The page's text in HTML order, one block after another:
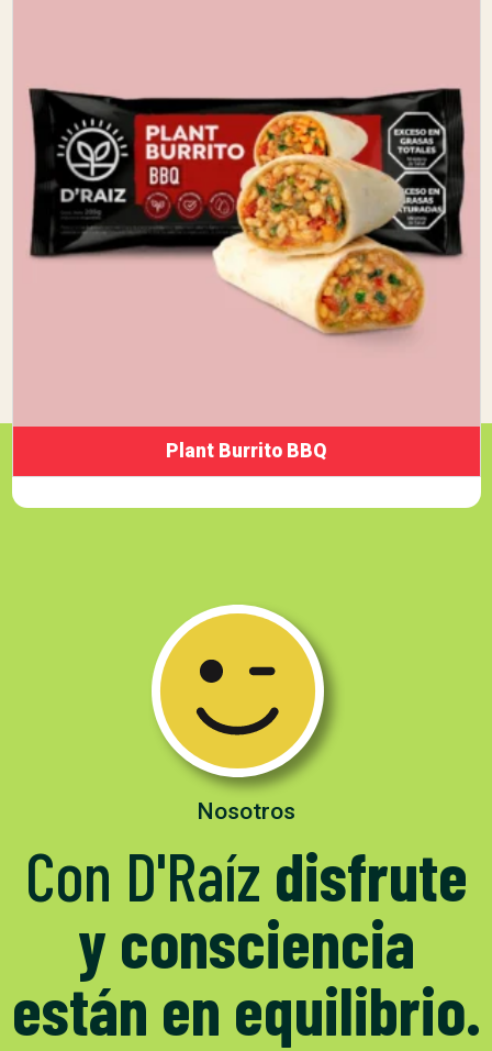
Plant Burrito BBQ
Nosotros
Con D'Raíz disfrute
y consciencia
están en equilibrio.